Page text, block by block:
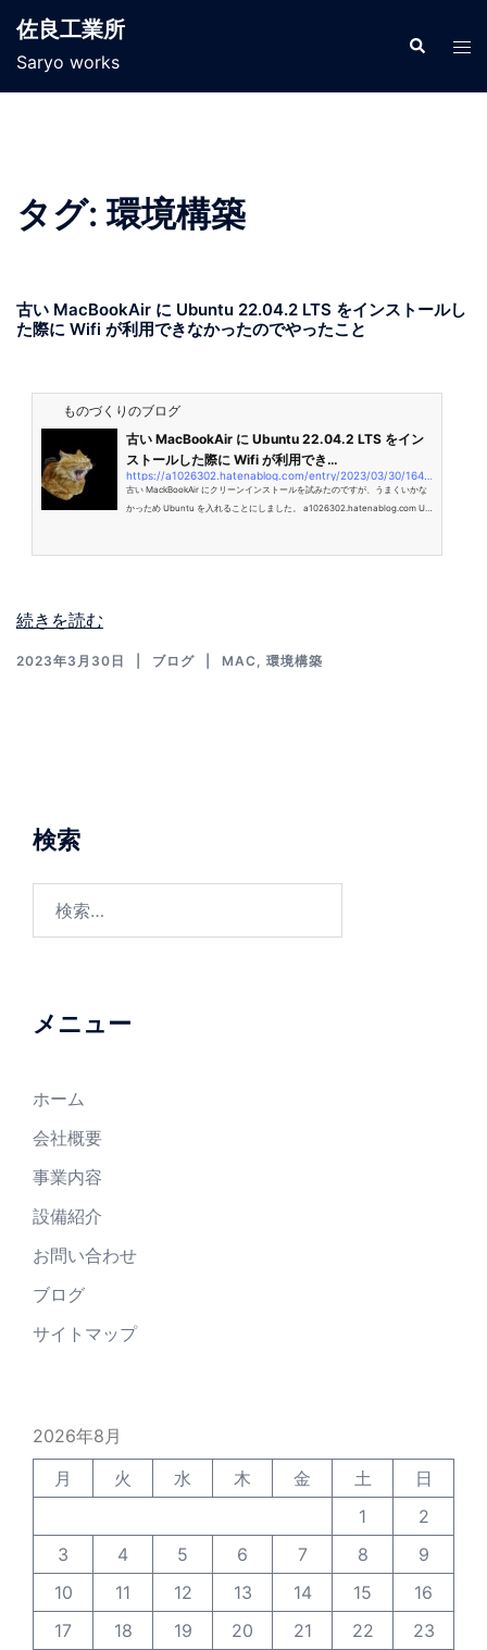
佐良工業所
Saryo works
タグ:環境構築
古い MacBookAir に Ubuntu 22.04.2 LTS をインストールし
た際に Wifi が利用できなかったのでやったこと
ものづくりのブログ
古い MacBookAir に Ubuntu 22.04.2 LTS をイン
ストールした際に Wifi が利用でき…
古い MackBookAir にクリーンインストールを試みたのですが、うまくいかな
かっため Ubuntu を入れることにしました。 a1026302.hatenablog.com Ub
続きを読む
2023年3月30日 ブログ MAC , 環境構築
検索
メニュー
ホーム
会社概要
事業内容
設備紹介
お問い合わせ
ブログ
サイトマップ
2026年8月
月
火 水 木 金 土
日
1
2
3
4 5 6 7 8
9
10
11 12 13 14 15
16
17
18 19 20 21 22
23